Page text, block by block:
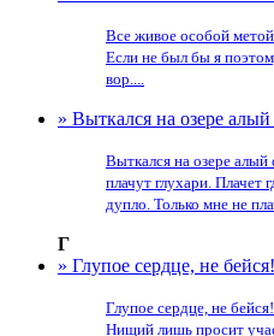
Все живое особой
Если не был бы я
вор....
» Выткался на озере алый
Выткался на озере алый
плачут глухари. Плачет
дупло. Только мне не
Г
» Глупое сердце, не
Глупое сердце, не
Нищий лишь просит